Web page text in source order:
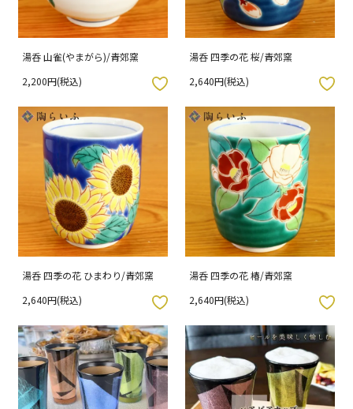
湯呑 山雀(やまがら)/青郊窯
2,200円(税込)
湯呑 四季の花 桜/青郊窯
2,640円(税込)
お気に入りボタン
湯呑 四季の花 ひまわり/青郊窯
2,640円(税込)
湯呑 四季の花 椿/青郊窯
2,640円(税込)
お気に入りボタン